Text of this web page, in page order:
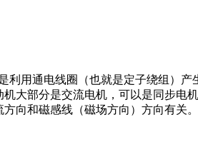
利用通电线圈（也就是定子绕组）
大部分是交流电机，可以是同步
向和磁感线（磁场方向）方向有关